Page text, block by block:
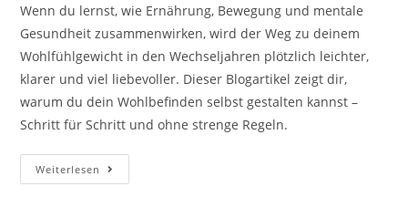
Wenn du lernst, wie Ernährung, Bewegung und mentale
Gesundheit zusammenwirken, wird der Weg zu deinem
Wohlfühlgewicht in den Wechseljahren plötzlich leichter,
klarer und viel liebevoller. Dieser Blogartikel zeigt dir,
warum du dein Wohlbefinden selbst gestalten kannst –
Schritt für Schritt und ohne strenge Regeln.
Weiterlesen Wohlfühlgewicht
In